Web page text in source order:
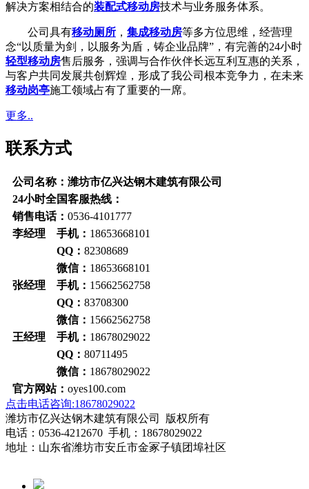
解决方案相结合的装配式移动房技术与业务服务体系。
公司具有移动厕所 ， 集成移动房等多方位思维，经营理
念“以质量为剑，以服务为盾，铸企业品牌”，有完善的24小时
轻型移动房售后服务，强调与合作伙伴长远互利互惠的关系，
与客户共同发展共创辉煌，形成了我公司根本竞争力，在未来
移动岗亭施工领域占有了重要的一席。
更多..
联系方式
公司名称：潍坊市亿兴达钢木建筑有限公司
24小时全国客服热线：
销售电话： 0536-4101777
李经理 手机： 18653668101
QQ： 82308689
微信： 18653668101
张经理 手机： 15662562758
QQ： 83708300
微信： 15662562758
王经理 手机： 18678029022
QQ： 80711495
微信： 18678029022
官方网站： oyes100.com
点击电话咨询:18678029022
潍坊市亿兴达钢木建筑有限公司 版权所有
电话：0536-4212670 手机：18678029022
地址：山东省潍坊市安丘市金冢子镇团埠社区